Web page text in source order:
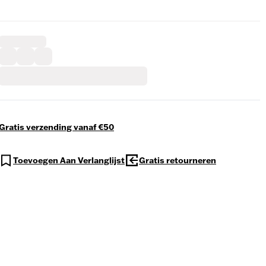
verzending vanaf €50
Toevoegen Aan Verlanglijst Gratis retourneren